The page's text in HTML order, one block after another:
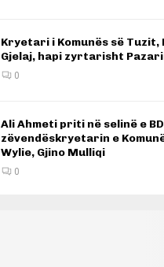
Kryetari i Komunës së Tuzit,
Gjelaj, hapi zyrtarisht
0
Ali Ahmeti priti në selinë e
zëvendëskryetarin e
Wylie, Gjino Mulliqi
0